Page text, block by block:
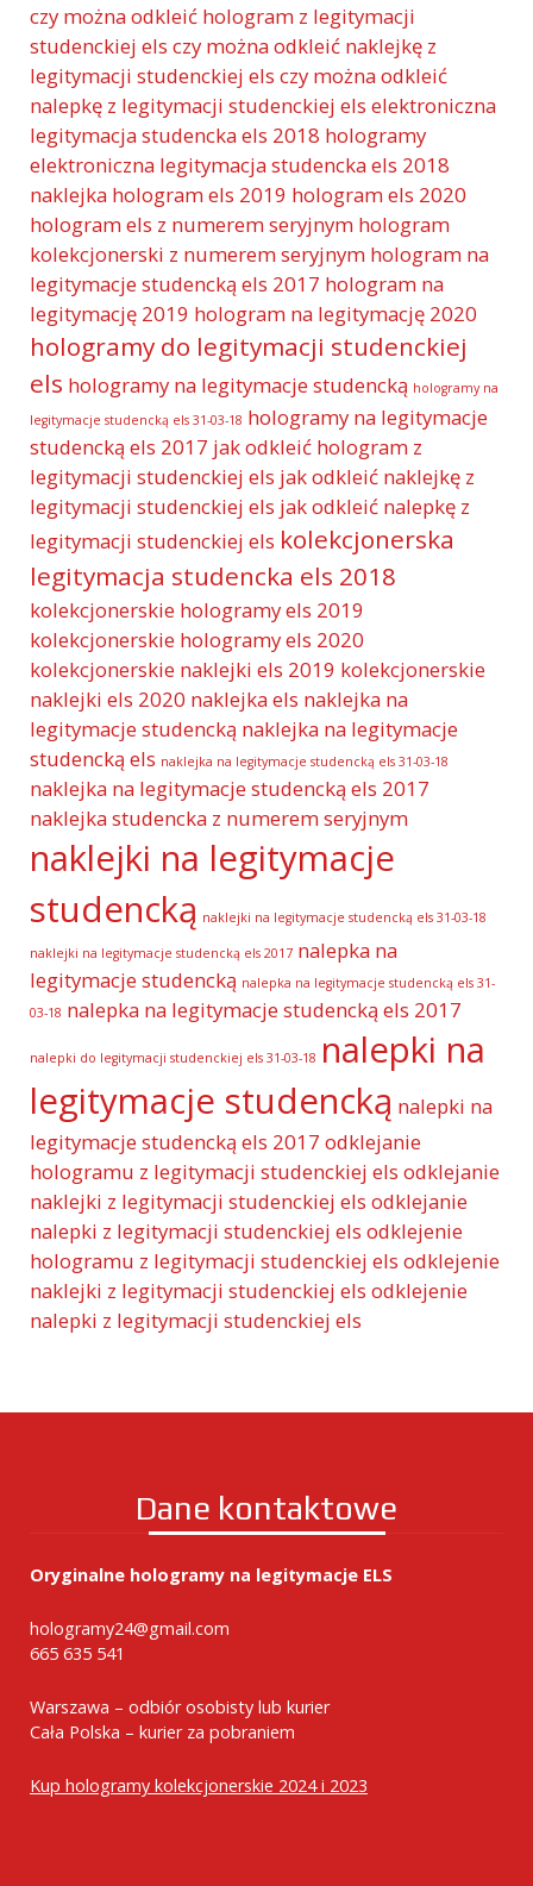
czy można odkleić hologram z legitymacji
studenckiej els czy można odkleić naklejkę z
legitymacji studenckiej els czy można odkleić
nalepkę z legitymacji studenckiej els elektroniczna
legitymacja studencka els 2018 hologramy
elektroniczna legitymacja studencka els 2018
naklejka hologram els 2019 hologram els 2020
hologram els z numerem seryjnym hologram
kolekcjonerski z numerem seryjnym hologram na
legitymacje studencką els 2017 hologram na
legitymację 2019 hologram na legitymację 2020
hologramy do legitymacji studenckiej
els hologramy na legitymacje studencką hologramy na
legitymacje studencką els 31-03-18 hologramy na legitymacje
studencką els 2017 jak odkleić hologram z
legitymacji studenckiej els jak odkleić naklejkę z
legitymacji studenckiej els jak odkleić nalepkę z
legitymacji studenckiej els kolekcjonerska
legitymacja studencka els 2018
kolekcjonerskie hologramy els 2019
kolekcjonerskie hologramy els 2020
kolekcjonerskie naklejki els 2019 kolekcjonerskie
naklejki els 2020 naklejka els naklejka na
legitymacje studencką naklejka na legitymacje
studencką els naklejka na legitymacje studencką els 31-03-18
naklejka na legitymacje studencką els 2017
naklejka studencka z numerem seryjnym
naklejki na legitymacje
studencką naklejki na legitymacje studencką els 31-03-18
naklejki na legitymacje studencką els 2017 nalepka na
legitymacje studencką nalepka na legitymacje studencką els 31-
03-18 nalepka na legitymacje studencką els 2017
nalepki do legitymacji studenckiej els 31-03-18 nalepki na
legitymacje studencką nalepki na
legitymacje studencką els 2017 odklejanie
hologramu z legitymacji studenckiej els odklejanie
naklejki z legitymacji studenckiej els odklejanie
nalepki z legitymacji studenckiej els odklejenie
hologramu z legitymacji studenckiej els odklejenie
naklejki z legitymacji studenckiej els odklejenie
nalepki z legitymacji studenckiej els
Dane kontaktowe
Oryginalne hologramy na legitymacje ELS
hologramy24@gmail.com
665 635 541
Warszawa – odbiór osobisty lub kurier
Cała Polska – kurier za pobraniem
Kup hologramy kolekcjonerskie 2024 i 2023